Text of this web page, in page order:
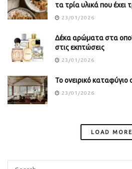
τα τρία υλικά που έχει
23/01/2026
Δέκα αρώματα στα
στις εκπτώσεις
23/01/2026
Το ονειρικό
23/01/2026
LOAD MORE